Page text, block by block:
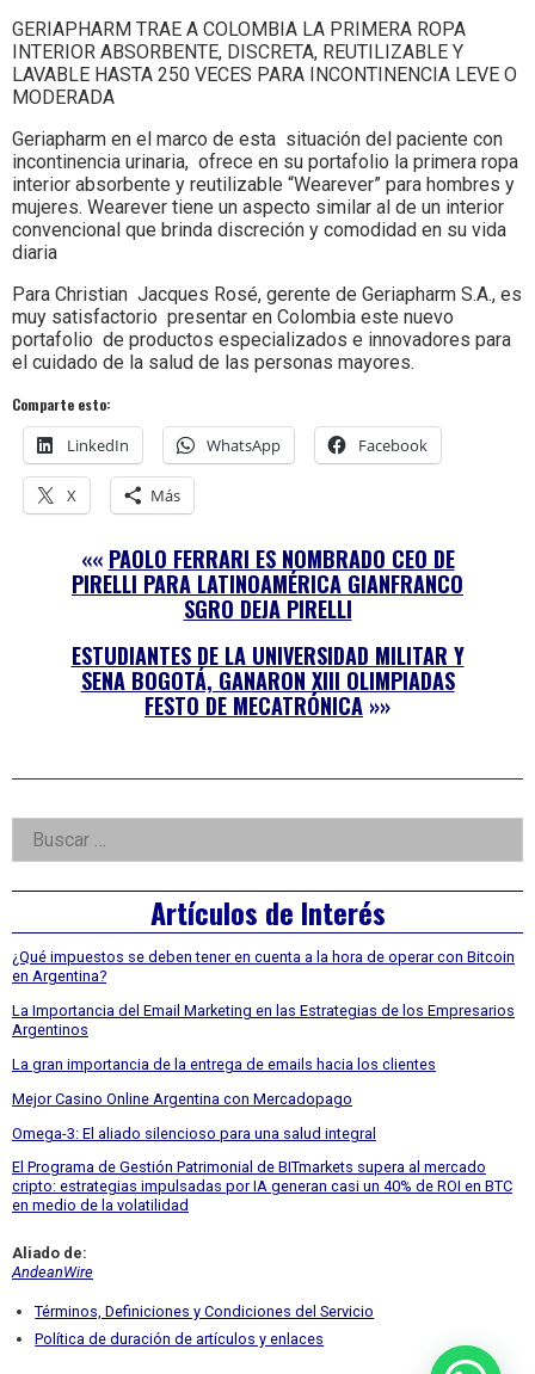
GERIAPHARM TRAE A COLOMBIA LA PRIMERA ROPA
INTERIOR ABSORBENTE, DISCRETA, REUTILIZABLE Y
LAVABLE HASTA 250 VECES PARA INCONTINENCIA LEVE O
MODERADA
Geriapharm en el marco de esta situación del paciente con
incontinencia urinaria, ofrece en su portafolio la primera ropa
interior absorbente y reutilizable “Wearever” para hombres y
mujeres. Wearever tiene un aspecto similar al de un interior
convencional que brinda discreción y comodidad en su vida
diaria
Para Christian Jacques Rosé, gerente de Geriapharm S.A., es
muy satisfactorio presentar en Colombia este nuevo
portafolio de productos especializados e innovadores para
el cuidado de la salud de las personas mayores.
Comparte esto:
LinkedIn WhatsApp Facebook
X Más
«« PAOLO FERRARI ES NOMBRADO CEO DE
PIRELLI PARA LATINOAMÉRICA GIANFRANCO
SGRO DEJA PIRELLI
ESTUDIANTES DE LA UNIVERSIDAD MILITAR Y
SENA BOGOTÁ, GANARON XIII OLIMPIADAS
FESTO DE MECATRÓNICA »»
Right
Asides
Buscar:
Artículos de Interés
¿Qué impuestos se deben tener en cuenta a la hora de operar con Bitcoin
en Argentina?
La Importancia del Email Marketing en las Estrategias de los Empresarios
Argentinos
La gran importancia de la entrega de emails hacia los clientes
Mejor Casino Online Argentina con Mercadopago
Omega-3: El aliado silencioso para una salud integral
El Programa de Gestión Patrimonial de BITmarkets supera al mercado
cripto: estrategias impulsadas por IA generan casi un 40% de ROI en BTC
en medio de la volatilidad
Aliado de:
AndeanWire
Términos, Definiciones y Condiciones del Servicio
Política de duración de artículos y enlaces